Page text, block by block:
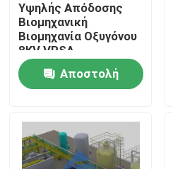
Σπίτι
Προϊόντα
Σχετικά με εμάς
Υψηλής Απόδοσης
Βιομηχανική
Βιομηχανία Οξυγόνου
8KV VPSA
Πιστοποιητικό
ISO9001Αποστολή